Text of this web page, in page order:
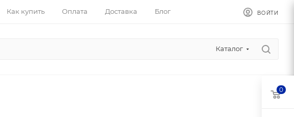
Как купить Оплата Доставка Блог ВОЙТИ
Каталог
0